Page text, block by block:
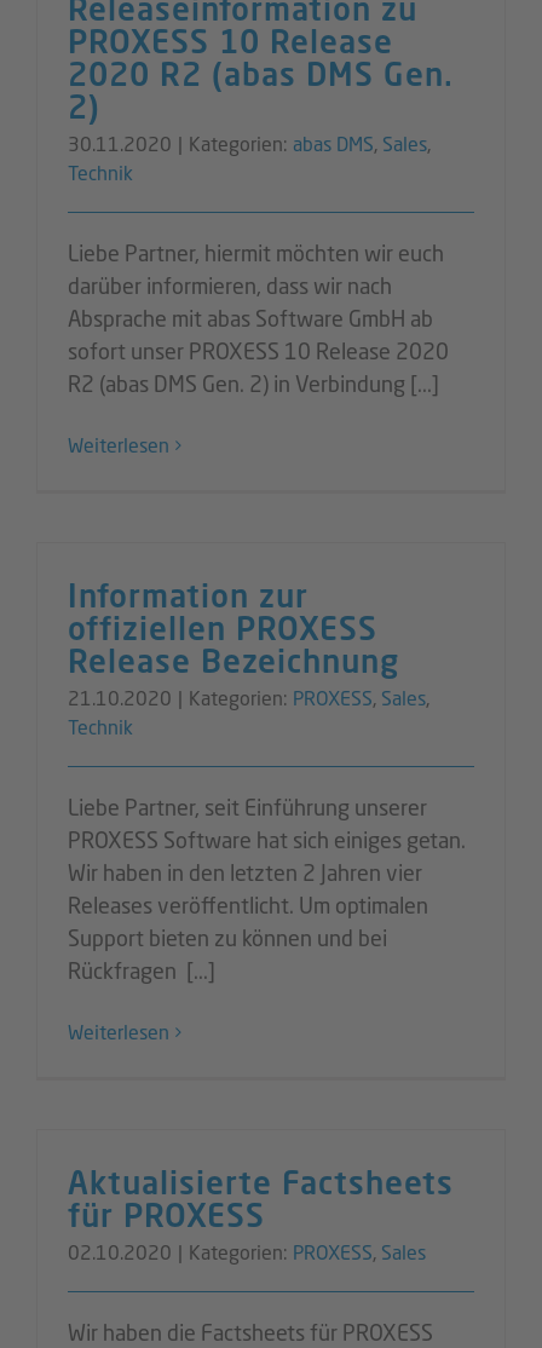
PROXESS 10 Release
2020 R2 (abas DMS Gen.
2)
30.11.2020 | Kategorien: abas DMS, Sales,
Technik
Liebe Partner, hiermit möchten wir euch
darüber informieren, dass wir nach
Absprache mit abas Software GmbH ab
sofort unser PROXESS 10 Release 2020
R2 (abas DMS Gen. 2) in Verbindung [...]
Weiterlesen
Information zur
offiziellen PROXESS
Release Bezeichnung
21.10.2020 | Kategorien: PROXESS, Sales,
Technik
Liebe Partner, seit Einführung unserer
PROXESS Software hat sich einiges getan.
Wir haben in den letzten 2 Jahren vier
Releases veröffentlicht. Um optimalen
Support bieten zu können und bei
Rückfragen [...]
Weiterlesen
Aktualisierte Factsheets
für PROXESS
02.10.2020 | Kategorien: PROXESS, Sales
Wir haben die Factsheets für PROXESS